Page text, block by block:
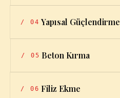
/ 04 Yapısal Güçlendirme
/ 05 Beton Kırma
/ 06 Filiz Ekme